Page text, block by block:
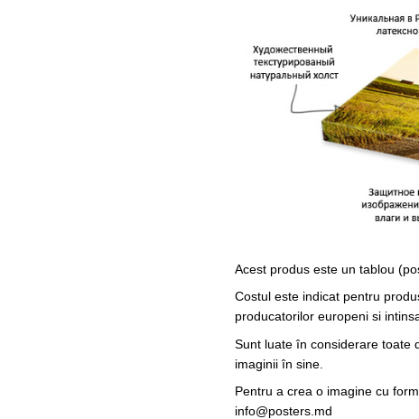
Acest produs este un tablou
Costul este indicat pentru
producatorilor europeni si
Sunt luate în considerare toate
imaginii în sine.
Pentru a crea o imagine cu
info@posters.md